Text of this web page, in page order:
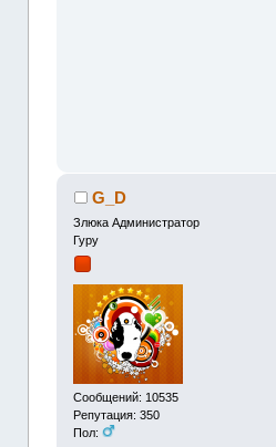
G_D
Злюка Администратор
Гуру
Сообщений: 10535
Репутация: 350
Пол: